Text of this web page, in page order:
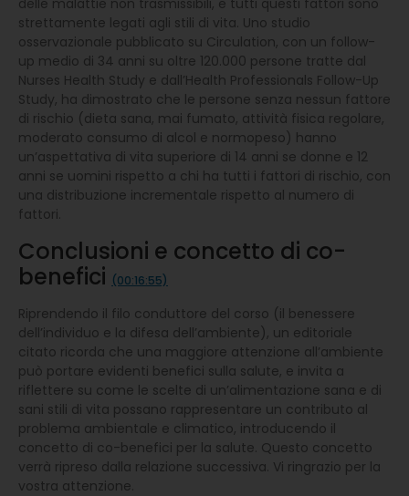
strettamente legati agli stili di vita. Uno studio
osservazionale pubblicato su Circulation, con un follow-
up medio di 34 anni su oltre 120.000 persone tratte dal
Nurses Health Study e dall’Health Professionals Follow-Up
Study, ha dimostrato che le persone senza nessun fattore
di rischio (dieta sana, mai fumato, attività fisica regolare,
moderato consumo di alcol e normopeso) hanno
un’aspettativa di vita superiore di 14 anni se donne e 12
anni se uomini rispetto a chi ha tutti i fattori di rischio, con
una distribuzione incrementale rispetto al numero di
fattori.
Conclusioni e concetto di co-
benefici (00:16:55)
Riprendendo il filo conduttore del corso (il benessere
dell’individuo e la difesa dell’ambiente), un editoriale
citato ricorda che una maggiore attenzione all’ambiente
può portare evidenti benefici sulla salute, e invita a
riflettere su come le scelte di un’alimentazione sana e di
sani stili di vita possano rappresentare un contributo al
problema ambientale e climatico, introducendo il
concetto di co-benefici per la salute. Questo concetto
verrà ripreso dalla relazione successiva. Vi ringrazio per la
vostra attenzione.